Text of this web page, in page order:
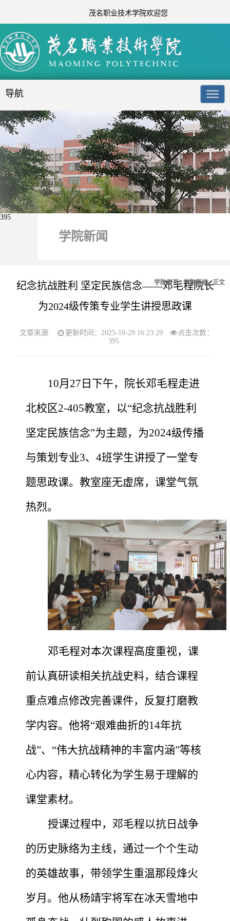
茂名职业技术学院欢迎您
导航
学院新闻
学院首页/学院新闻/ 正文
395
纪念抗战胜利 坚定民族信念——邓毛程院长
为2024级传策专业学生讲授思政课
文章来源: 更新时间：2025-10-29 16:23:29
点击次数：
395
10月27日下午，院长邓毛程走进
北校区2-405教室，以“纪念抗战胜利
坚定民族信念”为主题，为2024级传播
与策划专业3、4班学生讲授了一堂专
题思政课。教室座无虚席，课堂气氛
热烈。
邓毛程对本次课程高度重视，课
前认真研读相关抗战史料， 结合课程
重点难点修改完善课件，反复打磨教
学内容。他将“艰难曲折的14年抗
战”、 “伟大抗战精神的丰富内涵”等核
心内容，精心转化为学生易于理解的
课堂素材。
授课过程中，邓毛程以抗日战争
的历史脉络为主线，通过一个个生动
的英雄故事，带领学生重温那段烽火
岁月。他从杨靖宇将军在冰天雪地中